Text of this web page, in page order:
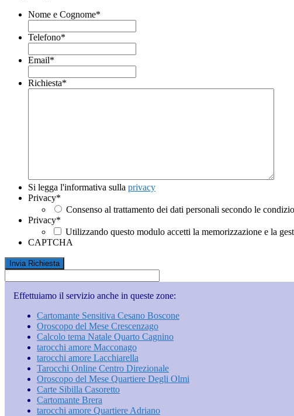
Nome e Cognome*
Telefono*
Email*
Richiesta*
Si legga l'informativa sulla privacy
Privacy*
Consenso al trattamento dei dati personali secondo le
Privacy*
Utilizzando questo modulo accetti la memorizzazione e la
CAPTCHA
Effettuiamo il servizio anche in queste zone:
Cartomante Sensitiva Cesano Boscone
Oroscopo del Mese Crescenzago
Calcolo tema Natale Quarto Cagnino
tarocchi amore Macconago
tarocchi amore Lacchiarella
Tarocchi Online Centro Direzionale
Oroscopo del Mese Quartiere Degli Olmi
Carte Sibilla Casoretto
Cartomante Brera
tarocchi amore Quartiere Adriano